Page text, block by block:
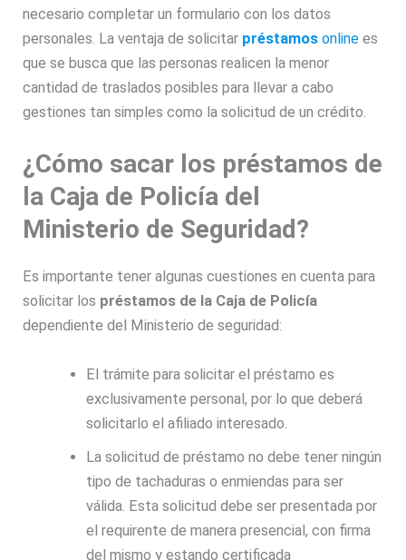
necesario completar un formulario con los datos
personales. La ventaja de solicitar préstamosonline es
que se busca que las personas realicen la menor
cantidad de traslados posibles para llevar a cabo
gestiones tan simples como la solicitud de un crédito.
¿Cómo sacar los préstamos de
la Caja de Policía del
Ministerio de Seguridad?
Es importante tener algunas cuestiones en cuenta para
solicitar los préstamos de la Caja de Policía
dependiente del Ministerio de seguridad:
El trámite para solicitar el préstamo es
exclusivamente personal, por lo que deberá
solicitarlo el afiliado interesado.
La solicitud de préstamo no debe tener ningún
tipo de tachaduras o enmiendas para ser
válida. Esta solicitud debe ser presentada por
el requirente de manera presencial, con firma
del mismo y estando certificada